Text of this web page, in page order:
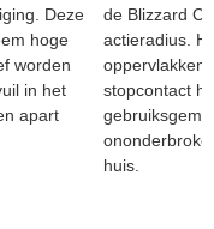
Deze
hoge
worden
in het
apart
de Blizzard
actieradius.
oppervlakken
stopcontact
huis.